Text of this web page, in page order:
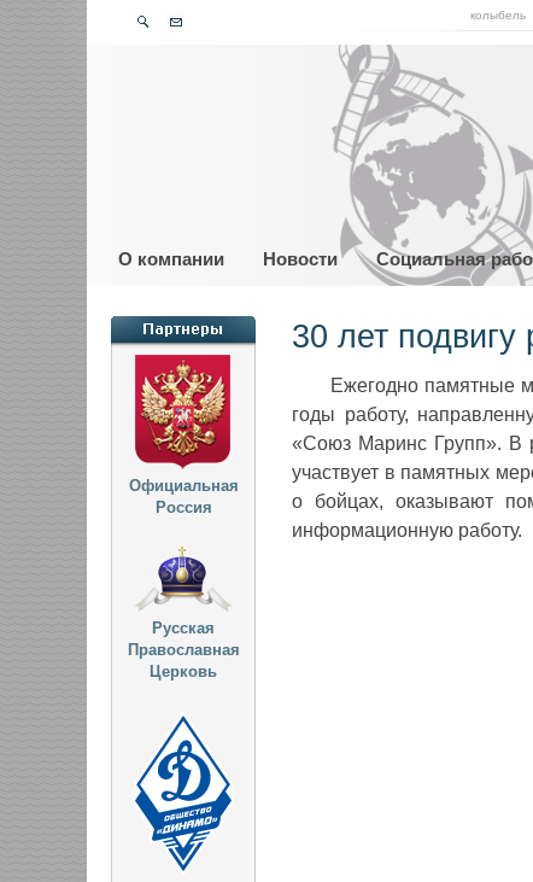
колыбель
О компании Новости Социальная
30 лет
Ежегодно памятные
годы работу,
«Союз Маринс Групп». В
участвует в памятных
о бойцах, оказывают
информационную работу.
Официальная
Россия
Русская
Православная
Церковь